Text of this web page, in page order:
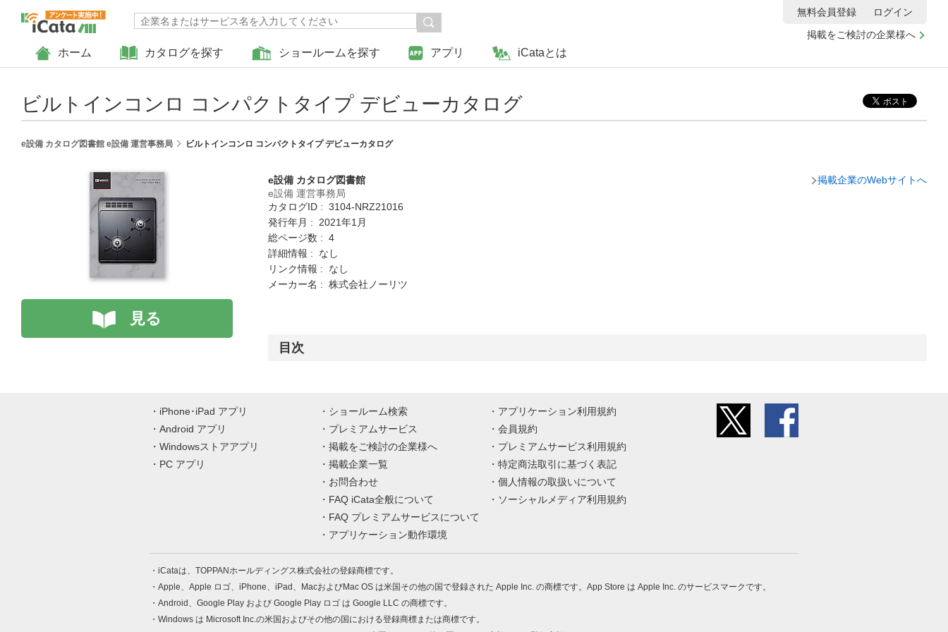
ホーム カタログを探す ショールームを探す アプリ iCataとは
掲載をご検討の企業様へ
無料会員登録 ログイン
ビルトインコンロ コンパクトタイプ デビューカタログ
e設備 カタログ図書館 e設備 運営事務局 ビルトインコンロ コンパクトタイプ デビューカタログ
見る
e設備 カタログ図書館
e設備 運営事務局
カタログID : 3104-NRZ21016
発行年月 : 2021年1月
総ページ数 : 4
詳細情報 : なし
リンク情報 : なし
メーカー名 : 株式会社ノーリツ
掲載企業のWebサイトへ
目次
iPhone･iPad アプリ
Android アプリ
Windowsストアアプリ
PC アプリ
ショールーム検索
プレミアムサービス
掲載をご検討の企業様へ
掲載企業一覧
お問合わせ
FAQ iCata全般について
FAQ プレミアムサービスについて
アプリケーション動作環境
アプリケーション利用規約
会員規約
プレミアムサービス利用規約
特定商法取引に基づく表記
個人情報の取扱いについて
ソーシャルメディア利用規約
iCataは、TOPPANホールディングス株式会社の登録商標です。
Apple、Apple ロゴ、iPhone、iPad、MacおよびMac OS は米国その他の国で登録された Apple Inc. の商標です。App Store は Apple Inc. のサービスマークです。
Android、Google Play および Google Play ロゴ は Google LLC の商標です。
Windows は Microsoft Inc.の米国およびその他の国における登録商標または商標です。